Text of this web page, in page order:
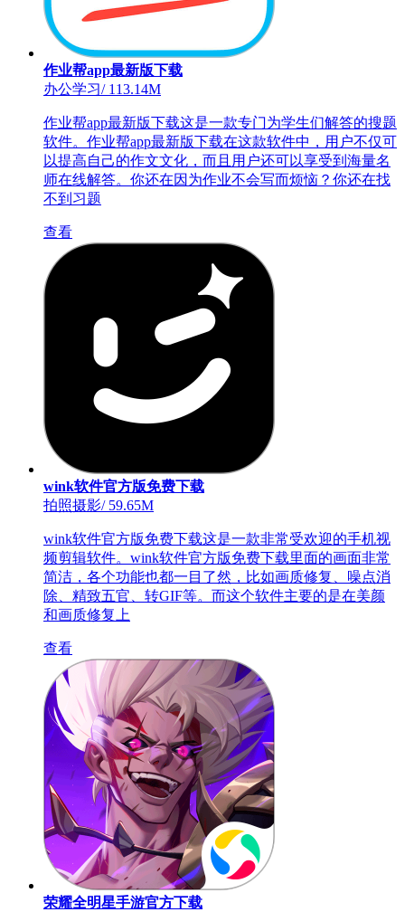
作业帮app最新版下载
办公学习/113.14M
作业帮app最新版下载这是一款专门为学生们解答的搜题
软件。作业帮app最新版下载在这款软件中，用户不仅可
以提高自己的作文文化，而且用户还可以享受到海量名
师在线解答。你还在因为作业不会写而烦恼？你还在找
不到习题
查看
wink软件官方版免费下载
拍照摄影/59.65M
wink软件官方版免费下载这是一款非常受欢迎的手机视
频剪辑软件。wink软件官方版免费下载里面的画面非常
简洁，各个功能也都一目了然，比如画质修复、噪点消
除、精致五官、转GIF等。而这个软件主要的是在美颜
和画质修复上
查看
荣耀全明星手游官方下载